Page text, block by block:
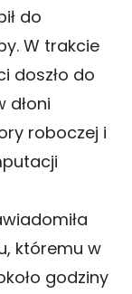
do
W trakcie
doszło do
dłoni
roboczej i
któremu w
godziny